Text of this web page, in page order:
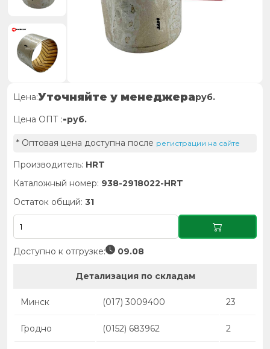
Цена:Уточняйте у менеджераруб.
Цена ОПТ :-руб.
* Оптовая цена доступна после регистрации на сайте
Производитель: HRT
Каталожный номер: 938-2918022-HRT
Остаток общий: 31
Доступно к отгрузке: 09.08
Детализация по складам
Минск (017) 3009400 23
Гродно (0152) 683962 2